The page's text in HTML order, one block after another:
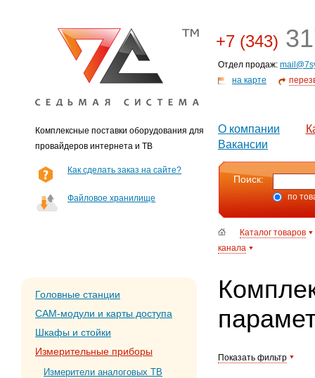
Комплексные поставки оборудования для
провайдеров интернета и ТВ
+7 (343)
Отдел продаж:
на карте
О компании
Вакансии
Как сделать заказ на сайте?
Файловое хранилище
Поиск:
по
Каталог товаров
канала
Головные станции
CAM-модули и карты доступа
Шкафы и стойки
Измерительные приборы
Измерители аналоговых ТВ
Показать фильтр